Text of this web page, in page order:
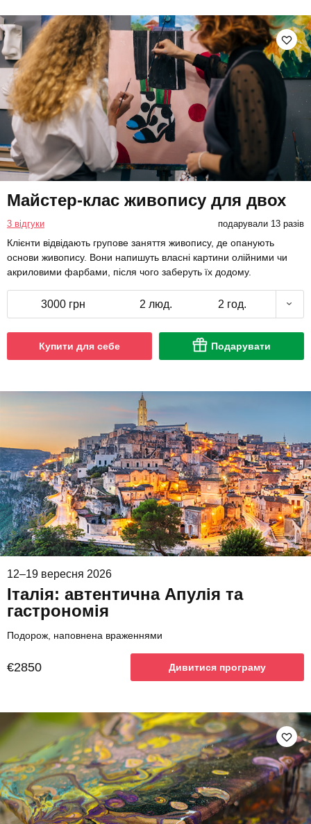
Майстер-клас живопису для двох
3 відгуки подарували 13 разів
Клієнти відвідають групове заняття живопису, де опанують
основи живопису. Вони напишуть власні картини олійними чи
акриловими фарбами, після чого заберуть їх додому.
3000 грн 2 люд. 2 год.
Купити для себе Подарувати
12–19 вересня 2026
Італія: автентична Апулія та
гастрономія
Подорож, наповнена враженнями
€2850 Дивитися програму